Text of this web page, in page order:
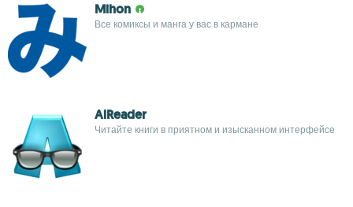
Mihon
Все комиксы и манга у вас в кармане
AlReader
Читайте книги в приятном и изысканном интерфейсе